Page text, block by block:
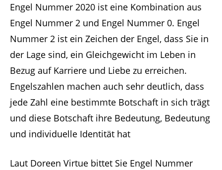
Engel Nummer 2020 ist eine Kombination aus
Engel Nummer 2 und Engel Nummer 0. Engel
Nummer 2 ist ein Zeichen der Engel, dass Sie in
der Lage sind, ein Gleichgewicht im Leben in
Bezug auf Karriere und Liebe zu erreichen.
Engelszahlen machen auch sehr deutlich, dass
jede Zahl eine bestimmte Botschaft in sich trägt
und diese Botschaft ihre Bedeutung, Bedeutung
und individuelle Identität hat
Laut Doreen Virtue bittet Sie Engel Nummer